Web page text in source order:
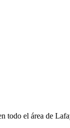
todo el área de